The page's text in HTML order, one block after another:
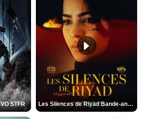
STFR Les Silences de Riyad Bande-annonce VO STFR